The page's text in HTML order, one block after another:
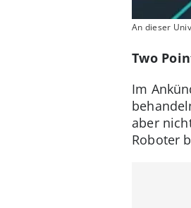
An dieser
Two
Im
aber
Roboter